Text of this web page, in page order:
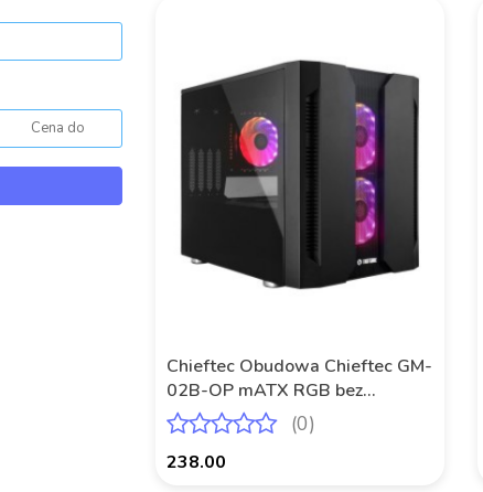
Chieftec Obudowa Chieftec GM-
02B-OP mATX RGB bez
zasilacza z oknem
(0)
238.00